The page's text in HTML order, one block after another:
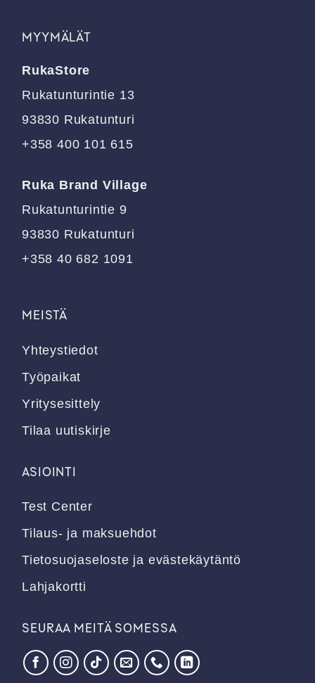
MYYMÄLÄT
RukaStore
Rukatunturintie 13
93830 Rukatunturi
+358 400 101 615
Ruka Brand Village
Rukatunturintie 9
93830 Rukatunturi
+358 40 682 1091
MEISTÄ
Yhteystiedot
Työpaikat
Yritysesittely
Tilaa uutiskirje
ASIOINTI
Test Center
Tilaus- ja maksuehdot
Tietosuojaseloste ja evästekäytäntö
Lahjakortti
SEURAA MEITÄ SOMESSA